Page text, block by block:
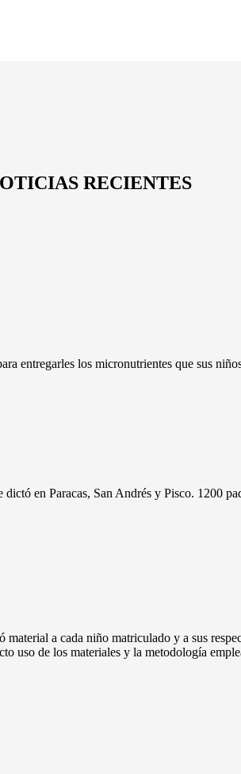
RECIENTES
entregarles los micronutrientes que sus
en Paracas, San Andrés y Pisco. 1200
a cada niño matriculado y a sus
uso de los materiales y la metodología